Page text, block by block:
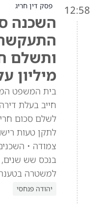
12:58 פסק דין חריג
השכנה
ותשלם
מיליון
בית המשפט
חייב בעלת
לשלם סכום
לתקן טעות
צמודה •
בנכס שש
למשטרה
יהודה פנחסי